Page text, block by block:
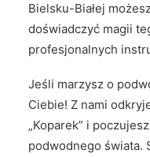
Bielsku-Białej
doświadczyć magii
profesjonalnych
Jeśli marzysz o
Ciebie! Z nami
„Koparek” i
podwodnego świata.